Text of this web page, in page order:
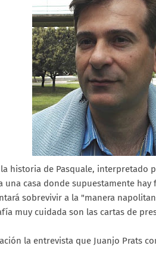
historia de Pasquale, interpretado
una casa donde supuestamente hay
sobrevivir a la "manera
muy cuidada son las cartas de
la entrevista que Juanjo Prats